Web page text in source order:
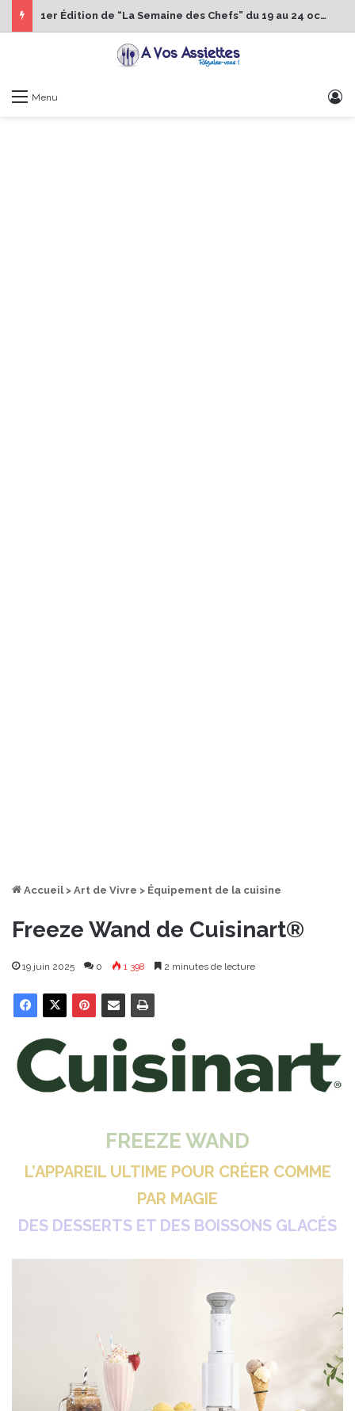
1er Édition de “La Semaine des Chefs” du 19 au 24 octobre 2026
Menu
Accueil > Art de Vivre > Équipement de la cuisine
Freeze Wand de Cuisinart®
19 juin 2025 0 1 398 2 minutes de lecture
FREEZE WAND
L’APPAREIL ULTIME POUR CRÉER COMME
PAR MAGIE
DES DESSERTS ET DES BOISSONS GLACÉS